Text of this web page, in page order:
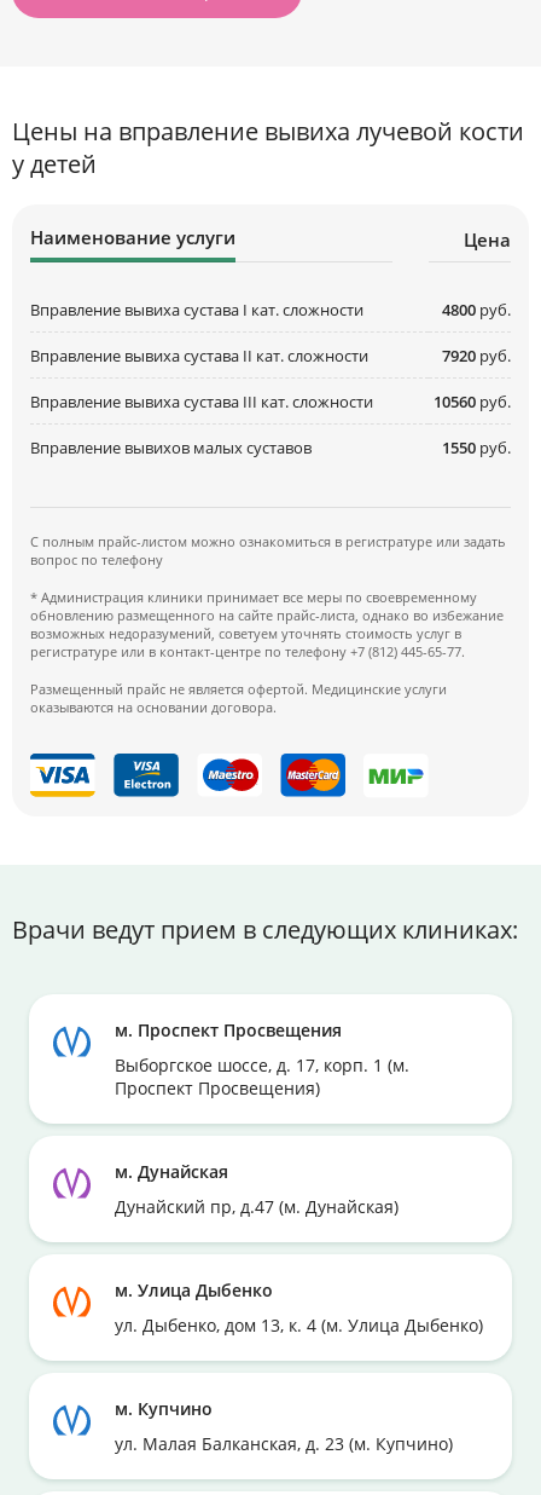
Цены на вправление вывиха лучевой кости
у детей
Наименование услуги Цена
Вправление вывиха сустава I кат. сложности 4800 руб.
Вправление вывиха сустава II кат. сложности 7920 руб.
Вправление вывиха сустава III кат. сложности 10560 руб.
Вправление вывихов малых суставов 1550 руб.
С полным прайс-листом можно ознакомиться в регистратуре или задать
вопрос по телефону
* Администрация клиники принимает все меры по своевременному
обновлению размещенного на сайте прайс-листа, однако во избежание
возможных недоразумений, советуем уточнять стоимость услуг в
регистратуре или в контакт-центре по телефону +7 (812) 445-65-77.
Размещенный прайс не является офертой. Медицинские услуги
оказываются на основании договора.
Врачи ведут прием в следующих клиниках:
м. Проспект Просвещения
Выборгское шоссе, д. 17, корп. 1 (м.
Проспект Просвещения)
м. Дунайская
Дунайский пр, д.47 (м. Дунайская)
м. Улица Дыбенко
ул. Дыбенко, дом 13, к. 4 (м. Улица Дыбенко)
м. Купчино
ул. Малая Балканская, д. 23 (м. Купчино)